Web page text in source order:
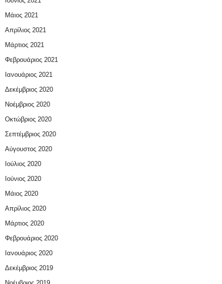
Μάιος 2021
Απρίλιος 2021
Μάρτιος 2021
Φεβρουάριος 2021
Ιανουάριος 2021
Δεκέμβριος 2020
Νοέμβριος 2020
Οκτώβριος 2020
Σεπτέμβριος 2020
Αύγουστος 2020
Ιούλιος 2020
Ιούνιος 2020
Μάιος 2020
Απρίλιος 2020
Μάρτιος 2020
Φεβρουάριος 2020
Ιανουάριος 2020
Δεκέμβριος 2019